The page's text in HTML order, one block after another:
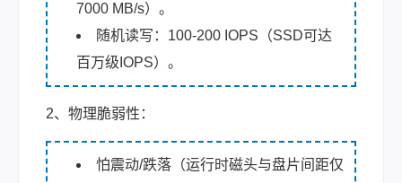
7000 MB/s）。
随机读写：100-200 IOPS（SSD可达
百万级IOPS）。
2、物理脆弱性：
怕震动/跌落（运行时磁头与盘片间距仅